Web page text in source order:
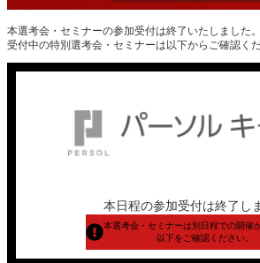
本選考会・セミナーの参加受付は終了いたしました。
受付中の特別選考会・セミナーは以下からご確認くだ
本日程の参加受付は終了し
本選考会・セミナーは別日程での開催
以下をご確認ください。